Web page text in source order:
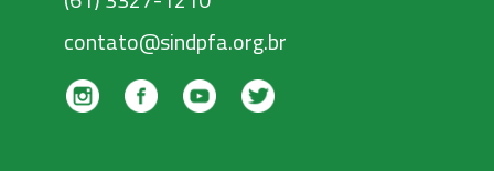
contato@sindpfa.org.br